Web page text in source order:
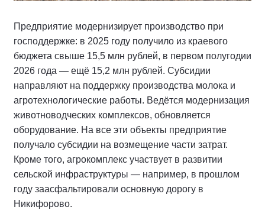
Предприятие модернизирует производство при
господдержке: в 2025 году получило из краевого
бюджета свыше 15,5 млн рублей, в первом полугодии
2026 года — ещё 15,2 млн рублей. Субсидии
направляют на поддержку производства молока и
агротехнологические работы. Ведётся модернизация
животноводческих комплексов, обновляется
оборудование. На все эти объекты предприятие
получало субсидии на возмещение части затрат.
Кроме того, агрокомплекс участвует в развитии
сельской инфраструктуры — например, в прошлом
году заасфальтировали основную дорогу в
Никифорово.